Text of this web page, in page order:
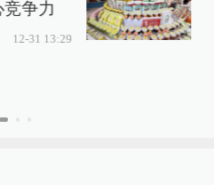
竞争力
12-31 13:29